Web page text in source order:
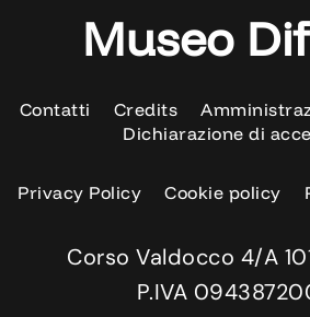
Museo
Contatti Credits
Dichiarazione di
Privacy Policy Cookie policy
Corso Valdocco 4/A
P.IVA